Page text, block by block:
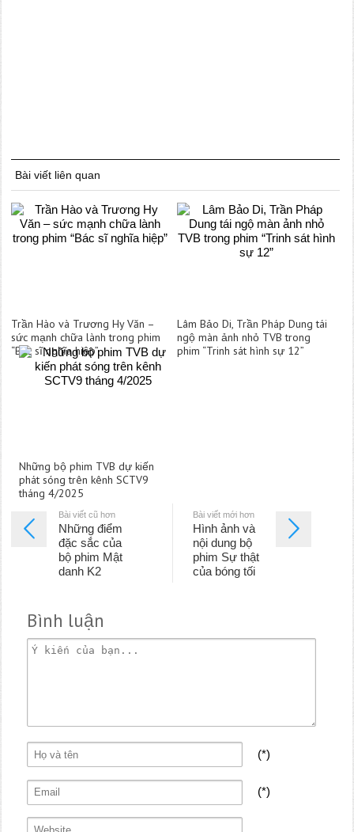
Bài viết liên quan
Trần Hào và Trương Hy Văn –
sức mạnh chữa lành trong phim
“Bác sĩ nghĩa hiệp”
Lâm Bảo Di, Trần Pháp Dung tái
ngộ màn ảnh nhỏ TVB trong
phim “Trinh sát hình sự 12”
Những bộ phim TVB dự kiến
phát sóng trên kênh SCTV9
tháng 4/2025
Bài viết cũ hơn
Những điểm
đặc sắc của
bộ phim Mật
danh K2
Bài viết mới hơn
Hình ảnh và
nội dung bộ
phim Sự thật
của bóng tối
Bình luận
(*)
(*)